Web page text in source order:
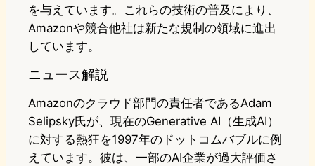
を与えています。これらの技術の普及により、
Amazonや競合他社は新たな規制の領域に進出
しています。
ニュース解説
Amazonのクラウド部門の責任者であるAdam
Selipsky氏が、現在のGenerative AI（生成AI）
に対する熱狂を1997年のドットコムバブルに例
えています。彼は、一部のAI企業が過大評価さ